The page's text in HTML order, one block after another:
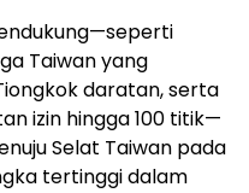
Taiwan yang
daratan, serta
izin hingga 100 titik—
Selat Taiwan pada
tertinggi dalam